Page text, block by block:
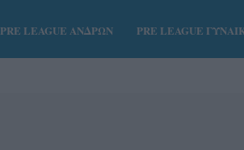
PRE LEAGUE ΑΝΔΡΩΝ PRE LEAGUE